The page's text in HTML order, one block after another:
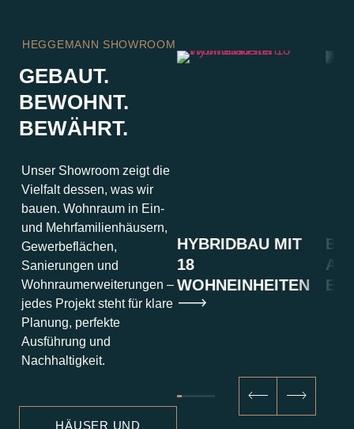
HEGGEMANN SHOWROOM
GEBAUT.
BEWOHNT.
BEWÄHRT.
Unser Showroom zeigt die
Vielfalt dessen, was wir
bauen. Wohnraum in Ein-
und Mehrfamilienhäusern,
Gewerbeflächen,
Sanierungen und
Wohnraumerweiterungen –
jedes Projekt steht für klare
Planung, perfekte
Ausführung und
Nachhaltigkeit.
HÄUSER UND
LUCKY BIKE
HYBRIDBAU MIT
18
WOHNEINHEITEN